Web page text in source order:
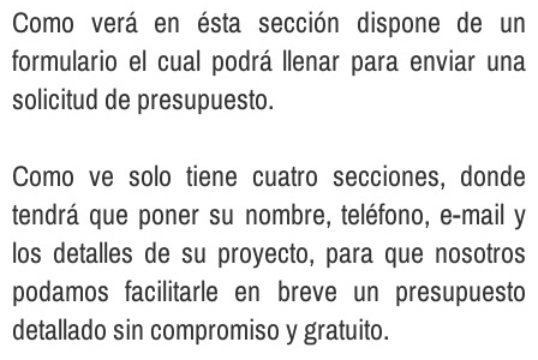
Como verá en ésta sección dispone de un
formulario el cual podrá llenar para enviar una
solicitud de presupuesto.
Como ve solo tiene cuatro secciones, donde
tendrá que poner su nombre, teléfono, e-mail y
los detalles de su proyecto, para que nosotros
podamos facilitarle en breve un presupuesto
detallado sin compromiso y gratuito.